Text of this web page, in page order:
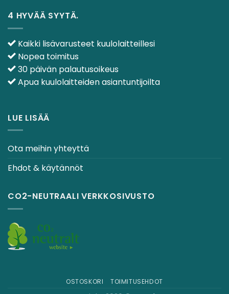
4 HYVÄÄ SYYTÄ.
Kaikki lisävarusteet kuulolaitteillesi
Nopea toimitus
30 päivän palautusoikeus
Apua kuulolaitteiden asiantuntijoilta
LUE LISÄÄ
Ota meihin yhteyttä
Ehdot & käytännöt
CO2-NEUTRAALI VERKKOSIVUSTO
OSTOSKORI TOIMITUSEHDOT